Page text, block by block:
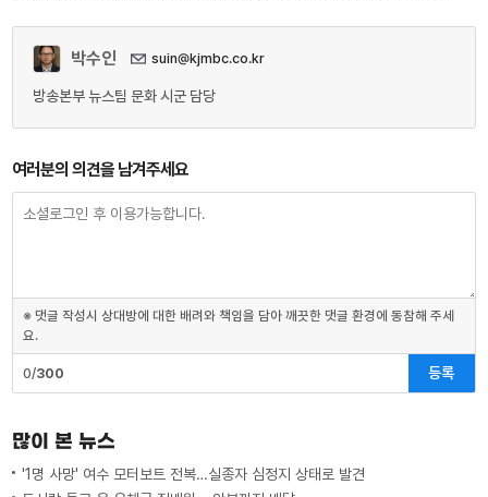
박수인 suin@kjmbc.co.kr
방송본부 뉴스팀 문화 시군 담당
여러분의 의견을 남겨주세요
※ 댓글 작성시 상대방에 대한 배려와 책임을 담아 깨끗한 댓글 환경에 동참해 주세
요.
0/300 등록
많이 본 뉴스
'1명 사망' 여수 모터보트 전복…실종자 심정지 상태로 발견